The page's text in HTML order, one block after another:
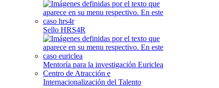
Sello HRS4R
Mentoría para la investigación Euriclea
Centro de Atracción e
Internacionalización del Talento